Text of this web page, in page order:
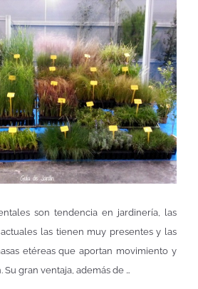
son tendencia en jardinería, las
las tienen muy presentes y las
etéreas que aportan movimiento y
gran ventaja, además de …